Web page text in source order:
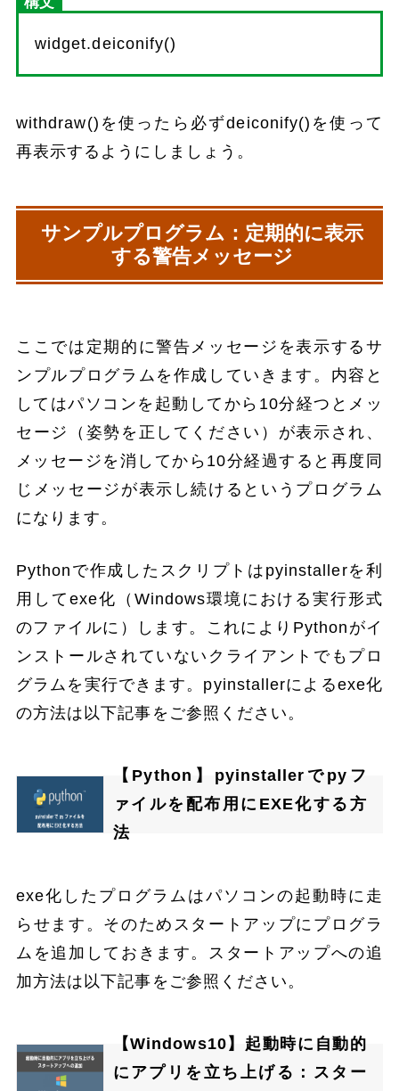
widget.deiconify()
withdraw()を使ったら必ずdeiconify()を使って
再表示するようにしましょう。
サンプルプログラム：定期的に表示
する警告メッセージ
ここでは定期的に警告メッセージを表示するサ
ンプルプログラムを作成していきます。内容と
してはパソコンを起動してから10分経つとメッ
セージ（姿勢を正してください）が表示され、
メッセージを消してから10分経過すると再度同
じメッセージが表示し続けるというプログラム
になります。
Pythonで作成したスクリプトはpyinstallerを利
用してexe化（Windows環境における実行形式
のファイルに）します。これによりPythonがイ
ンストールされていないクライアントでもプロ
グラムを実行できます。pyinstallerによるexe化
の方法は以下記事をご参照ください。
【Python】pyinstallerでpyフ
ァイルを配布用にEXE化する方
法
exe化したプログラムはパソコンの起動時に走
らせます。そのためスタートアップにプログラ
ムを追加しておきます。スタートアップへの追
加方法は以下記事をご参照ください。
【Windows10】起動時に自動的
にアプリを立ち上げる：スター